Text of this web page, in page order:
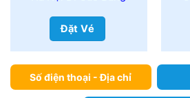
Đặt Vé
Số điện thoại - Địa chỉ